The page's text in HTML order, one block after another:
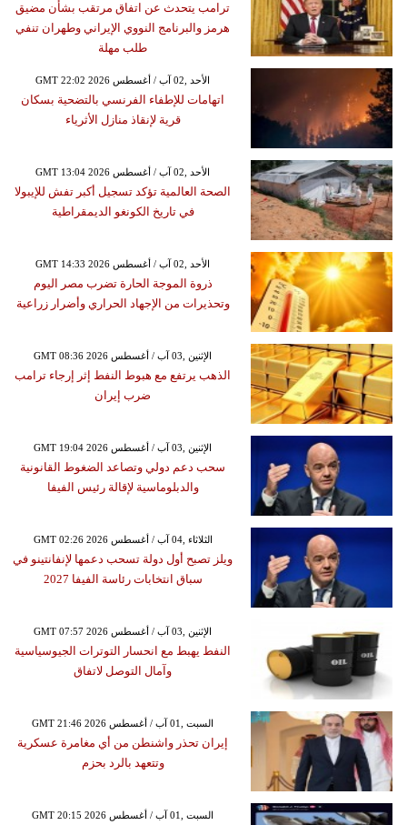
ترامب يتحدث عن اتفاق مرتقب بشأن مضيق
هرمز والبرنامج النووي الإيراني وطهران تنفي
طلب مهلة
GMT 22:02 2026 الأحد ,02 آب / أغسطس
اتهامات للإطفاء الفرنسي بالتضحية بسكان
قرية لإنقاذ منازل الأثرياء
GMT 13:04 2026 الأحد ,02 آب / أغسطس
الصحة العالمية تؤكد تسجيل أكبر تفش للإيبولا
في تاريخ الكونغو الديمقراطية
GMT 14:33 2026 الأحد ,02 آب / أغسطس
ذروة الموجة الحارة تضرب مصر اليوم
وتحذيرات من الإجهاد الحراري وأضرار زراعية
GMT 08:36 2026 الإثنين ,03 آب / أغسطس
الذهب يرتفع مع هبوط النفط إثر إرجاء ترامب
ضرب إيران
GMT 19:04 2026 الإثنين ,03 آب / أغسطس
سحب دعم دولي وتصاعد الضغوط القانونية
والدبلوماسية لإقالة رئيس الفيفا
GMT 02:26 2026 الثلاثاء ,04 آب / أغسطس
ويلز تصبح أول دولة تسحب دعمها لإنفانتينو في
سباق انتخابات رئاسة الفيفا 2027
GMT 07:57 2026 الإثنين ,03 آب / أغسطس
النفط يهبط مع انحسار التوترات الجيوسياسية
وآمال التوصل لاتفاق
GMT 21:46 2026 السبت ,01 آب / أغسطس
إيران تحذر واشنطن من أي مغامرة عسكرية
وتتعهد بالرد بحزم
GMT 20:15 2026 السبت ,01 آب / أغسطس